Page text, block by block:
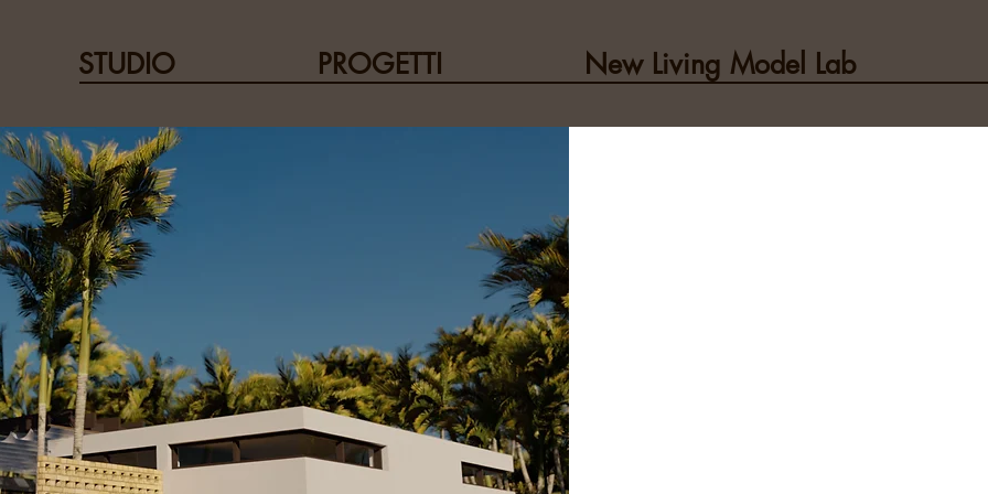
STUDIO PROGETTI New Living Model Lab